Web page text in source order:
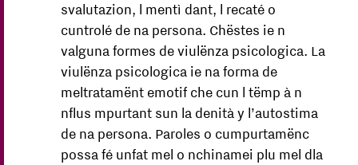
svalutazion, l mentì dant, l recaté o
cuntrolé de na persona. Chëstes ie n
valguna formes de viulënza psicologica. La
viulënza psicologica ie na forma de
meltratamënt emotif che cun l tëmp à n
nflus mpurtant sun la denità y l’autostima
de na persona. Paroles o cumpurtamënc
possa fé unfat mel o nchinamei plu mel dla